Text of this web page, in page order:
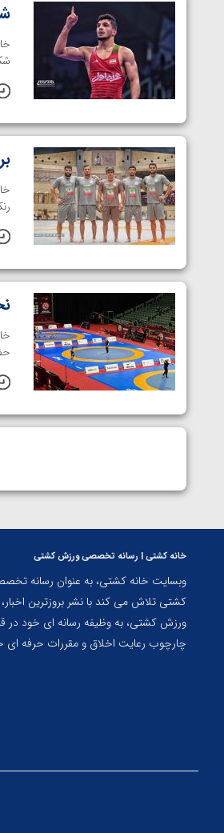
شکست
حضور
خانه کشتی | رسانه تخصصی ورزش کشتی
وبسایت خانه کشتی، به عنوان رسانه
کشتی تلاش می کند با نشر بروزترین
ورزش کشتی، به وظیفه رسانه ای خود در
چارچوب رعایت اخلاق و مقررات حرفه ای